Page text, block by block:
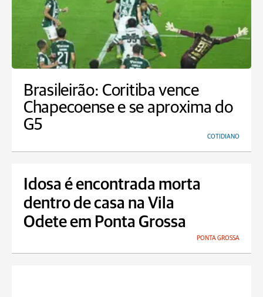
Brasileirão: Coritiba vence
Chapecoense e se aproxima do
G5
COTIDIANO
Idosa é encontrada morta
dentro de casa na Vila
Odete em Ponta Grossa
PONTA GROSSA